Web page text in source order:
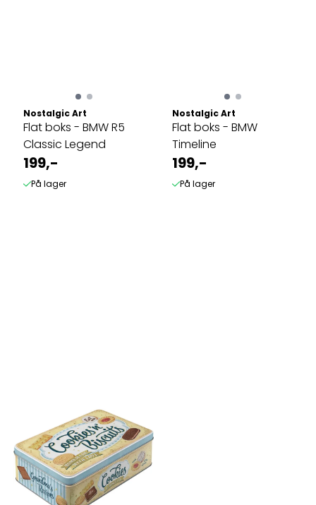
Nostalgic Art
Flat boks - BMW R5
Classic Legend
199,-
På lager
Nostalgic Art
Flat boks - BMW
Timeline
199,-
På lager